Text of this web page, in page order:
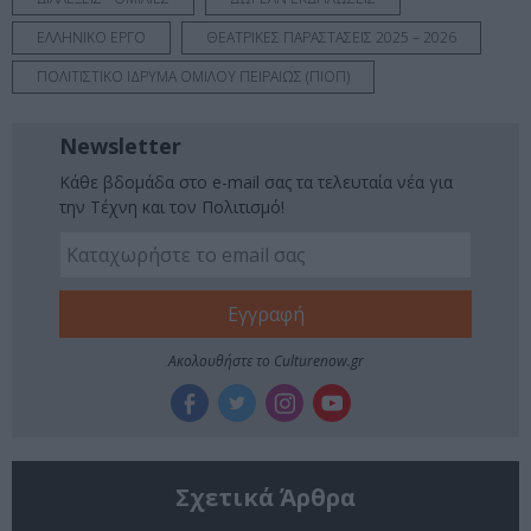
ΕΛΛΗΝΙΚΟ ΕΡΓΟ
ΘΕΑΤΡΙΚΕΣ ΠΑΡΑΣΤΑΣΕΙΣ 2025 – 2026
ΠΟΛΙΤΙΣΤΙΚΟ ΙΔΡΥΜΑ ΟΜΙΛΟΥ ΠΕΙΡΑΙΩΣ (ΠΙΟΠ)
Newsletter
Κάθε βδομάδα στο e-mail σας τα τελευταία νέα για
την Τέχνη και τον Πολιτισμό!
Ακολουθήστε το Culturenow.gr
Σχετικά Άρθρα